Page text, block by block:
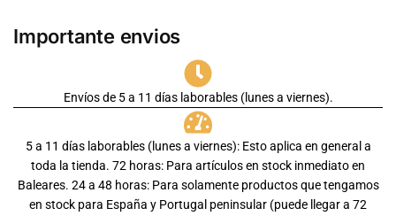
Importante envios
Envíos de 5 a 11 días laborables (lunes a viernes).
5 a 11 días laborables (lunes a viernes): Esto aplica en general a
toda la tienda. 72 horas: Para artículos en stock inmediato en
Baleares. 24 a 48 horas: Para solamente productos que tengamos
en stock para España y Portugal peninsular (puede llegar a 72